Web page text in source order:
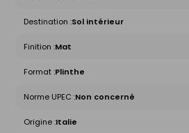
Destination :Sol intérieur
Finition :Mat
Format :Plinthe
Norme UPEC :Non concerné
Origine :Italie